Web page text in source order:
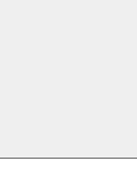
Buscar